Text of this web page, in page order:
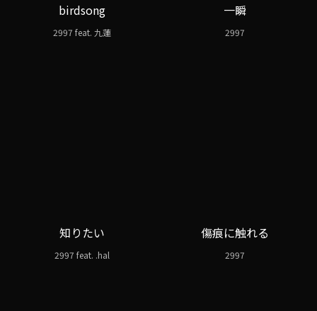
birdsong
2997 feat. 九蓮
一瞬
2997
知りたい
2997 feat. .hal
傷痕に触れる
2997